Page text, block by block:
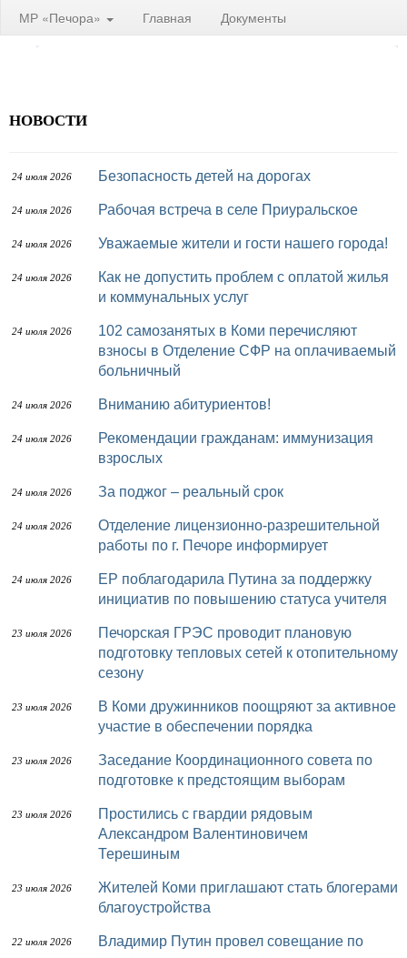
МР «Печора» Главная Документы
НОВОСТИ
24 июля 2026 Безопасность детей на дорогах
24 июля 2026 Рабочая встреча в селе Приуральское
24 июля 2026 Уважаемые жители и гости нашего города!
24 июля 2026
Как не допустить проблем с оплатой жилья
и коммунальных услуг
24 июля 2026
102 самозанятых в Коми перечисляют
взносы в Отделение СФР на оплачиваемый
больничный
24 июля 2026 Вниманию абитуриентов!
24 июля 2026
Рекомендации гражданам: иммунизация
взрослых
24 июля 2026 За поджог – реальный срок
24 июля 2026
Отделение лицензионно-разрешительной
работы по г. Печоре информирует
24 июля 2026
ЕР поблагодарила Путина за поддержку
инициатив по повышению статуса учителя
23 июля 2026
Печорская ГРЭС проводит плановую
подготовку тепловых сетей к отопительному
сезону
23 июля 2026
В Коми дружинников поощряют за активное
участие в обеспечении порядка
23 июля 2026
Заседание Координационного совета по
подготовке к предстоящим выборам
23 июля 2026
Простились с гвардии рядовым
Александром Валентиновичем
Терешиным
23 июля 2026
Жителей Коми приглашают стать блогерами
благоустройства
22 июля 2026
Владимир Путин провел совещание по